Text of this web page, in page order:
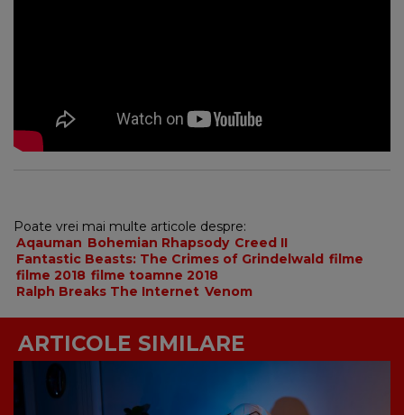
Poate vrei mai multe articole despre:
Aqauman Bohemian Rhapsody Creed II
Fantastic Beasts: The Crimes of Grindelwald filme
filme 2018 filme toamne 2018
Ralph Breaks The Internet Venom
ARTICOLE SIMILARE